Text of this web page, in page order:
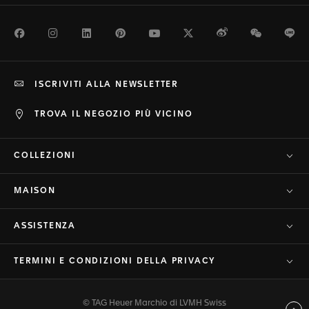
FacebookInstagramLinkedInPinterestYoutubeTwitterWeiboWeChat
TROVA IL NEGOZIO PIÙ VICINO
ISCRIVITI ALLA NEWSLETTER
COLLEZIONI
MAISON
ASSISTENZA
TERMINI E CONDIZIONI DELLA PRIVACY
© TAG Heuer Marchio di LVMH Swiss